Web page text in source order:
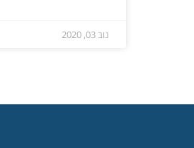
נוב 03, 2020